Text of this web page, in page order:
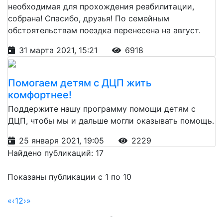
необходимая для прохождения реабилитации,
собрана! Спасибо, друзья! По семейным
обстоятельствам поездка перенесена на август.
31 марта 2021, 15:21
6918
Помогаем детям с ДЦП жить
комфортнее!
Поддержите нашу программу помощи детям с
ДЦП, чтобы мы и дальше могли оказывать помощь.
25 января 2021, 19:05
2229
Найдено публикаций: 17
Показаны публикации с 1 по 10
«‹12›»